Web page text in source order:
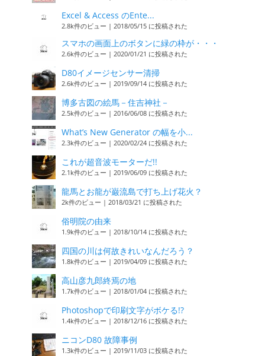
Excel & Access のEnte...
2.8k件のビュー | 2018/05/15 に投稿された
スマホの画面上のボタンに緑の枠が・・・
2.6k件のビュー | 2020/01/21 に投稿された
D80イメージセンサー清掃
2.6k件のビュー | 2019/09/14 に投稿された
博多古図の絵馬－住吉神社－
2.5k件のビュー | 2016/06/08 に投稿された
What’s New Generator の幅を小...
2.3k件のビュー | 2020/02/24 に投稿された
これが超音波モーターだ!!
2.1k件のビュー | 2019/06/09 に投稿された
龍馬とお龍が巌流島で打ち上げ花火？
2k件のビュー | 2018/03/21 に投稿された
俗明院の由来
1.9k件のビュー | 2018/10/14 に投稿された
四国の川は何故きれいなんだろう？
1.8k件のビュー | 2019/04/09 に投稿された
高山彦九郎終焉の地
1.7k件のビュー | 2018/01/04 に投稿された
Photoshopで印刷文字がボケる!?
1.4k件のビュー | 2018/12/16 に投稿された
ニコンD80 故障事例
1.3k件のビュー | 2019/11/03 に投稿された